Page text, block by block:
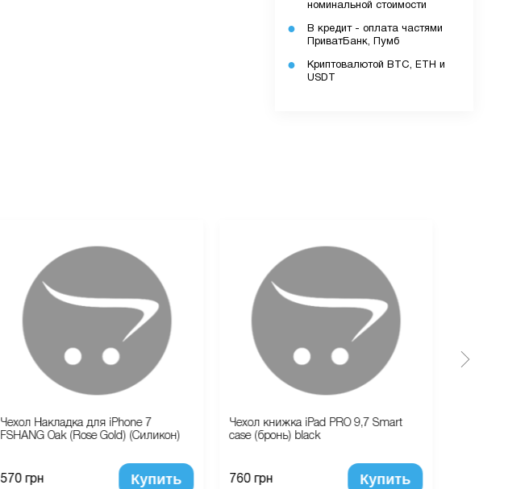
номинальной стоимости
В кредит - оплата частями
ПриватБанк, Пумб
Криптовалютой BTC, ETH и
USDT
Чехол Накладка для iPhone 7
FSHANG Oak (Rose Gold) (Силикон)
570 грн Купить
Чехол книжка iPad PRO 9,7 Smart
case (бронь) black
760 грн Купить